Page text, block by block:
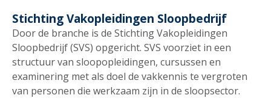
Stichting Vakopleidingen Sloopbedrijf
Door de branche is de Stichting Vakopleidingen
Sloopbedrijf (SVS) opgericht. SVS voorziet in een
structuur van sloopopleidingen, cursussen en
examinering met als doel de vakkennis te vergroten
van personen die werkzaam zijn in de sloopsector.